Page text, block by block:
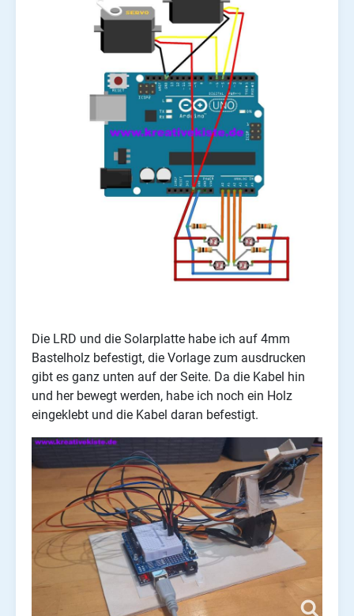
Die LRD und die Solarplatte habe ich auf 4mm
Bastelholz befestigt, die Vorlage zum ausdrucken
gibt es ganz unten auf der Seite. Da die Kabel hin
und her bewegt werden, habe ich noch ein Holz
eingeklebt und die Kabel daran befestigt.